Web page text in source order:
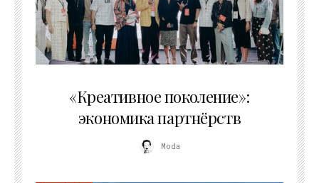
«Креативное поколение»:
экономика партнёрств
Moda